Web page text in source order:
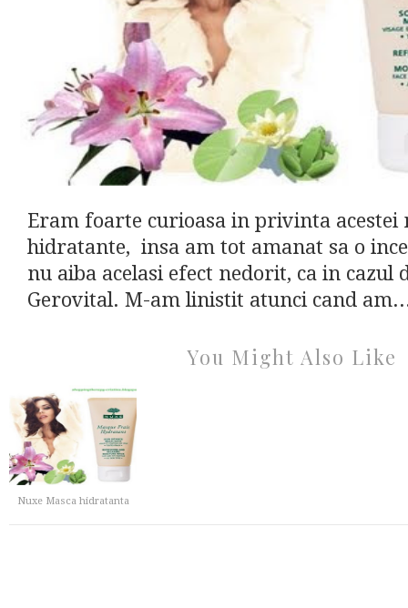
Eram foarte curioasa in privinta acestei
hidratante, insa am tot amanat sa o
nu aiba acelasi efect nedorit, ca in cazul
Gerovital. M-am linistit atunci cand
You Might Also Like
Nuxe Masca hidratanta